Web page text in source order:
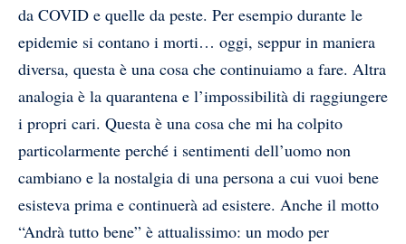
da COVID e quelle da peste. Per esempio durante le
epidemie si contano i morti… oggi, seppur in maniera
diversa, questa è una cosa che continuiamo a fare. Altra
analogia è la quarantena e l’impossibilità di raggiungere
i propri cari. Questa è una cosa che mi ha colpito
particolarmente perché i sentimenti dell’uomo non
cambiano e la nostalgia di una persona a cui vuoi bene
esisteva prima e continuerà ad esistere. Anche il motto
“Andrà tutto bene” è attualissimo: un modo per